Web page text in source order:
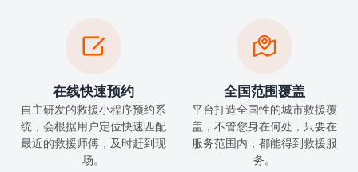

在线快速预约
自主研发的救援小程序预约系
统，会根据用户定位快速匹配
最近的救援师傅，及时赶到现
场。

全国范围覆盖
平台打造全国性的城市救援覆
盖，不管您身在何处，只要在
服务范围内，都能得到救援服
务。